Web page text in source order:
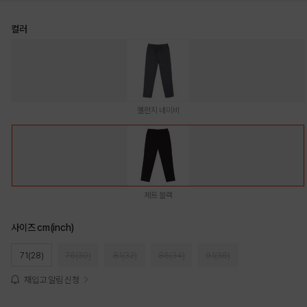
컬러
멜란지 네이비
제트 블랙
사이즈 cm(inch)
71(28)
재입고 알림 신청